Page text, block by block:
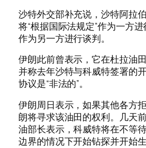
沙特外交部补充说，沙特阿拉
将“根据国际法规定”作为一方
作为另一方进行谈判。
伊朗此前曾表示，它在杜拉油
并称去年沙特与科威特签署的
协议是“非法的”。
伊朗周日表示，如果其他各方
朗将寻求该油田的权利。几天
油部长表示，科威特将在不等
边界的情况下开始钻探并开始生